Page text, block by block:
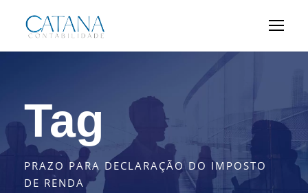
Tag
PRAZO PARA DECLARAÇÃO DO IMPOSTO
DE RENDA